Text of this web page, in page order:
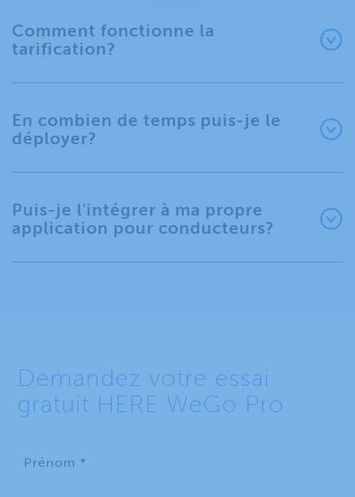
Comment fonctionne la
tarification?
En combien de temps puis-je le
déployer?
Puis-je l'intégrer à ma propre
application pour conducteurs?
Demandez votre essai
gratuit HERE WeGo Pro